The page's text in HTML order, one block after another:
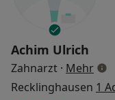
Achim Ulrich
Zahnarzt · Mehr
Recklinghausen 1